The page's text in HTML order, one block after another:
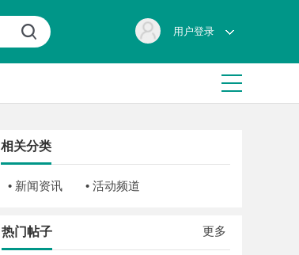
用户登录
相关分类
• 新闻资讯 • 活动频道
更多
热门帖子